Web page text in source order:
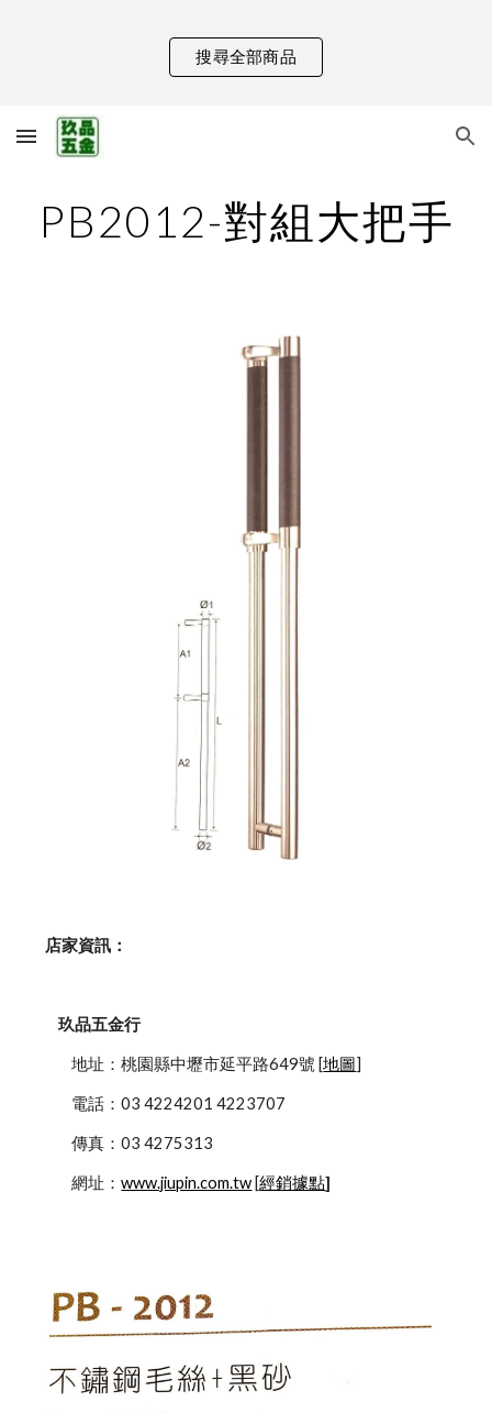
Skip to main content
搜尋全部商品
PB2012-對組大把手
    店家資訊：
玖品五金行
            地址：桃園縣中壢市延平路649號 [
地圖]
            電話：03 4224201 4223707
            傳真：03 4275313
            網址：
www.jiupin.com.tw [經銷據點]